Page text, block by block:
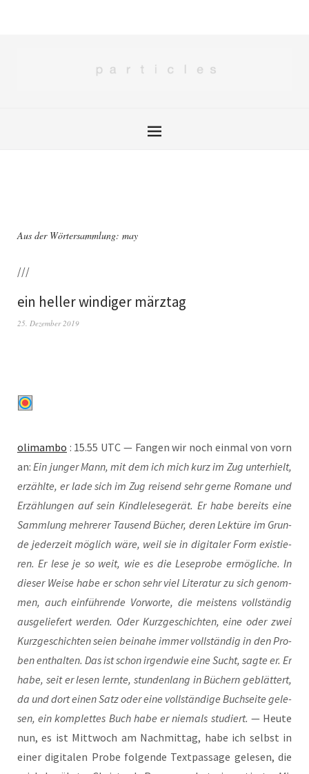
Aus der Wörtersammlung: may
///
ein heller windiger märztag
25. Dezember 2019
oli­mam­bo : 15.55 UTC — Fan­gen wir noch ein­mal von vorn
an:Ein jun­ger Mann, mit dem ich mich kurz im Zug unter­hielt,
erzähl­te, er lade sich im Zug rei­send sehr ger­ne Roma­ne und
Erzäh­lun­gen auf sein Kind­le­le­se­ge­rät. Er habe bereits eine
Samm­lung meh­re­rer Tau­send Bücher, deren Lek­tü­re im Grun­
de jeder­zeit mög­lich wäre, weil sie in digi­ta­ler Form exis­tie­
ren. Er lese je so weit, wie es die Lese­pro­be ermög­li­che. In
die­ser Wei­se habe er schon sehr viel Lite­ra­tur zu sich genom­
men, auch ein­füh­ren­de Vor­wor­te, die meis­tens voll­stän­dig
aus­ge­lie­fert wer­den. Oder Kurz­ge­schich­ten, eine oder zwei
Kurz­ge­schich­ten sei­en bei­na­he immer voll­stän­dig in den Pro­
ben ent­hal­ten. Das ist schon irgend­wie eine Sucht, sag­te er. Er
habe, seit er lesen lern­te, stun­den­lang in Büchern geblät­tert,
da und dort einen Satz oder eine voll­stän­di­ge Buch­sei­te gele­
sen, ein kom­plet­tes Buch habe er nie­mals stu­diert. — Heu­te
nun, es ist Mitt­woch am Nach­mit­tag, habe ich selbst in
einer digi­ta­len Pro­be fol­gen­de Text­pas­sa­ge gele­sen, die